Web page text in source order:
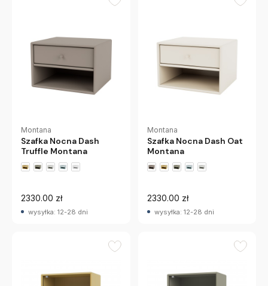
Montana
Szafka Nocna Dash
Truffle Montana
2330.00 zł
wysyłka: 12-28 dni
Montana
Szafka Nocna Dash Oat
Montana
2330.00 zł
wysyłka: 12-28 dni